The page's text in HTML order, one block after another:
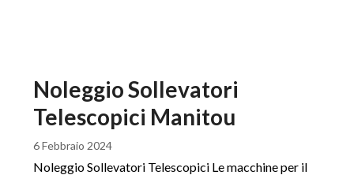
Noleggio Sollevatori
Telescopici Manitou
6 Febbraio 2024
Noleggio Sollevatori Telescopici Le macchine per il